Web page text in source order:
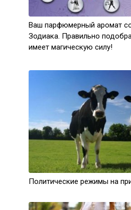
Ваш парфюмерный аромат
Зодиака. Правильно
имеет магическую силу!
Политические режимы на